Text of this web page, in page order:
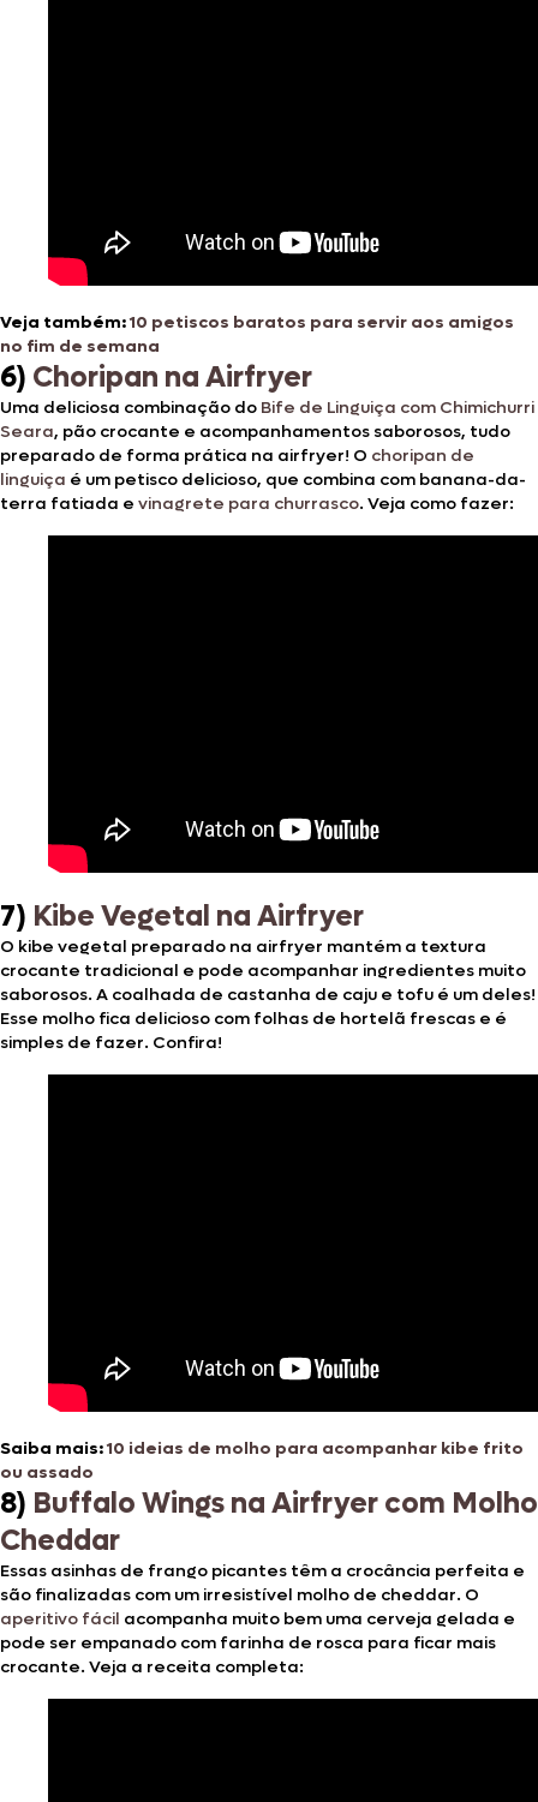
Veja também:10 petiscos baratos para servir aos amigos
no fim de semana
6) Choripan na Airfryer
Uma deliciosa combinação do Bife de Linguiça com Chimichurri
Seara, pão crocante e acompanhamentos saborosos, tudo
preparado de forma prática na airfryer! O choripan de
linguiça é um petisco delicioso, que combina com banana-da-
terra fatiada e vinagrete para churrasco. Veja como fazer:
7) Kibe Vegetal na Airfryer
O kibe vegetal preparado na airfryer mantém a textura
crocante tradicional e pode acompanhar ingredientes muito
saborosos. A coalhada de castanha de caju e tofu é um deles!
Esse molho fica delicioso com folhas de hortelã frescas e é
simples de fazer. Confira!
Saiba mais:10 ideias de molho para acompanhar kibe frito
ou assado
8) Buffalo Wings na Airfryer com Molho
Cheddar
Essas asinhas de frango picantes têm a crocância perfeita e
são finalizadas com um irresistível molho de cheddar. O
aperitivo fácil acompanha muito bem uma cerveja gelada e
pode ser empanado com farinha de rosca para ficar mais
crocante. Veja a receita completa: